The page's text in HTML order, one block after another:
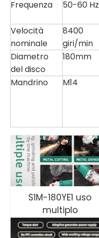
Frequenza 50-60 Hz
Velocità
nominale
8400
giri/min
Diametro
del disco
180mm
Mandrino M14
S1M-180YE1 uso
multiplo